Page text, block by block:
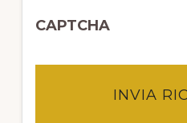
a
y
CAPTCHA